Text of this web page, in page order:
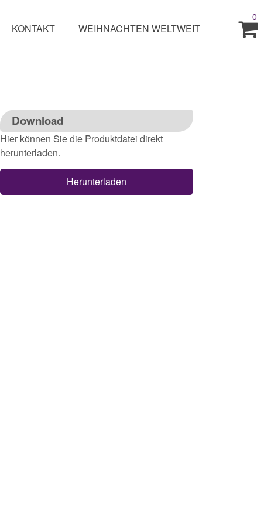
0
KONTAKT WEIHNACHTEN WELTWEIT
Download
Hier können Sie die Produktdatei direkt
herunterladen.
Herunterladen